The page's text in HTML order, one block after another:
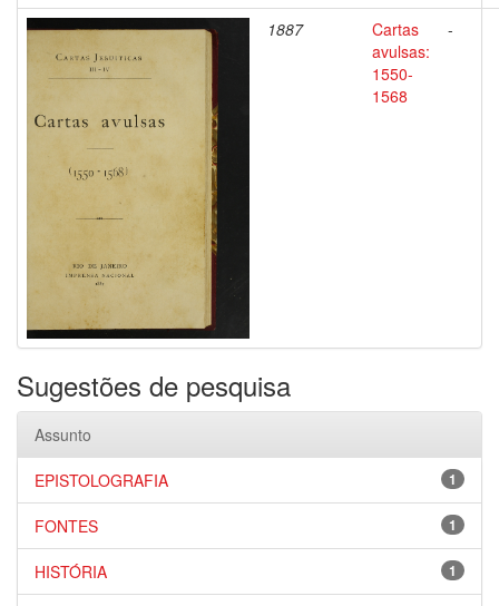
1887
Cartas
avulsas:
1550-
1568
-
Sugestões de pesquisa
Assunto
1
EPISTOLOGRAFIA
1
FONTES
1
HISTÓRIA